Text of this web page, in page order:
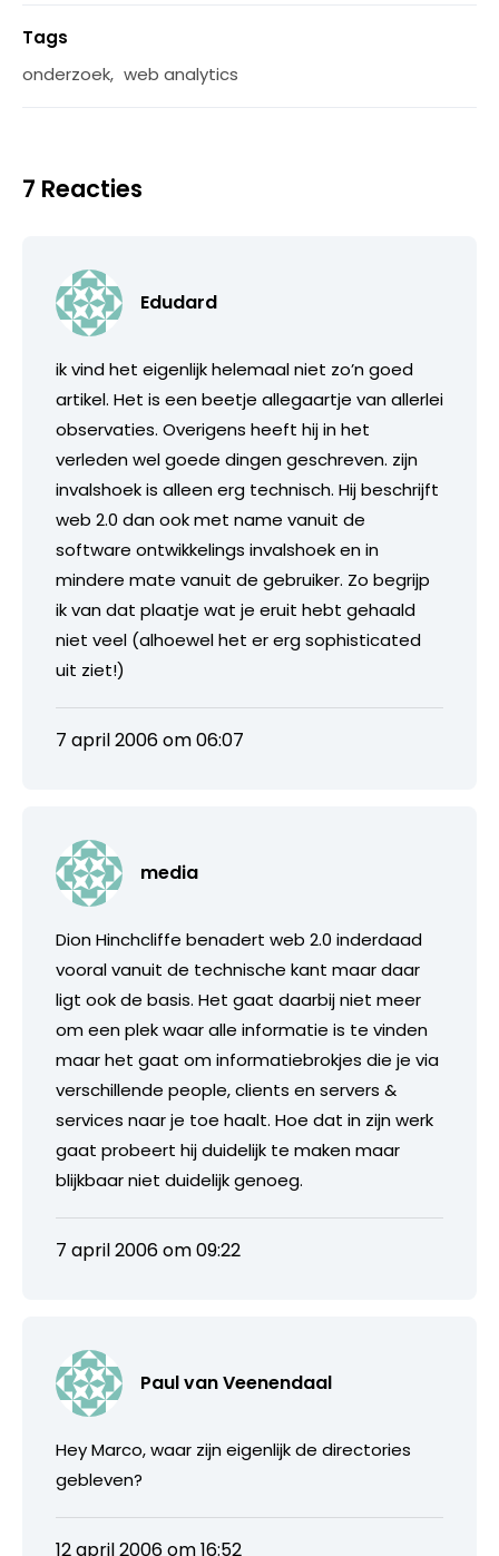
Tags
onderzoek, web analytics
7 Reacties
Edudard
ik vind het eigenlijk helemaal niet zo’n goed
artikel. Het is een beetje allegaartje van allerlei
observaties. Overigens heeft hij in het
verleden wel goede dingen geschreven. zijn
invalshoek is alleen erg technisch. Hij beschrijft
web 2.0 dan ook met name vanuit de
software ontwikkelings invalshoek en in
mindere mate vanuit de gebruiker. Zo begrijp
ik van dat plaatje wat je eruit hebt gehaald
niet veel (alhoewel het er erg sophisticated
uit ziet!)
7 april 2006 om 06:07
media
Dion Hinchcliffe benadert web 2.0 inderdaad
vooral vanuit de technische kant maar daar
ligt ook de basis. Het gaat daarbij niet meer
om een plek waar alle informatie is te vinden
maar het gaat om informatiebrokjes die je via
verschillende people, clients en servers &
services naar je toe haalt. Hoe dat in zijn werk
gaat probeert hij duidelijk te maken maar
blijkbaar niet duidelijk genoeg.
7 april 2006 om 09:22
Paul van Veenendaal
Hey Marco, waar zijn eigenlijk de directories
gebleven?
12 april 2006 om 16:52